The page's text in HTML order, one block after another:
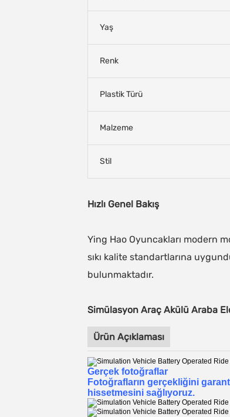
Yaş
Renk
Plastik Türü
Malzeme
Stil
Hızlı Genel Bakış
Ying Hao Oyuncakları modern
sıkı kalite standartlarına
bulunmaktadır.
Simülasyon Araç Akülü Araba
Ürün Açıklaması
Gerçek fotoğraflar
Fotoğrafların gerçekliğini
hissetmesini sağlıyoruz.